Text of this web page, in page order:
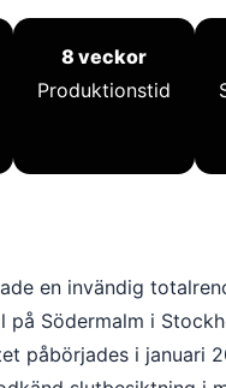
8 veckor
Produktionstid
en invändig
på Södermalm i
påbörjades i januari